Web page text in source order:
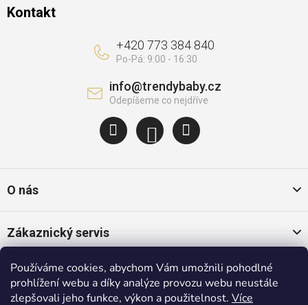
Používáme cookies, abychom Vám umožnili pohodlné
prohlížení webu a díky analýze provozu webu neustále
zlepšovali jeho funkce, výkon a použitelnost. Více
Kontakt
info@trendybaby.cz
+420 773 384 840
O nás
Zákaznický servis
Oblíbené kategorie